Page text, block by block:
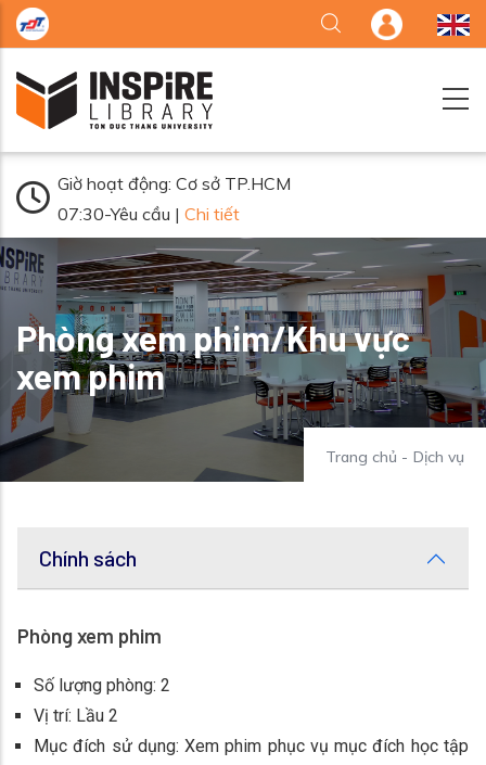
Nhảy đến nội dung
Giờ hoạt động: Cơ sở TP.HCM
07:30-Yêu cầu | Chi tiết
Phòng xem phim/Khu vực
xem phim
Trang chủ - Dịch vụ
Chính sách
Phòng xem phim
Số lượng phòng: 2
Vị trí: Lầu 2
Mục đích sử dụng: Xem phim phục vụ mục đích học tập